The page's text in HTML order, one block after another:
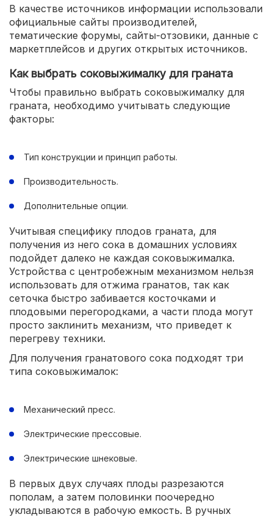
В качестве источников информации использовали
официальные сайты производителей,
тематические форумы, сайты-отзовики, данные с
маркетплейсов и других открытых источников.
Как выбрать соковыжималку для граната
Чтобы правильно выбрать соковыжималку для
граната, необходимо учитывать следующие
факторы:
Тип конструкции и принцип работы.
Производительность.
Дополнительные опции.
Учитывая специфику плодов граната, для
получения из него сока в домашних условиях
подойдет далеко не каждая соковыжималка.
Устройства с центробежным механизмом нельзя
использовать для отжима гранатов, так как
сеточка быстро забивается косточками и
плодовыми перегородками, а части плода могут
просто заклинить механизм, что приведет к
перегреву техники.
Для получения гранатового сока подходят три
типа соковыжималок:
Механический пресс.
Электрические прессовые.
Электрические шнековые.
В первых двух случаях плоды разрезаются
пополам, а затем половинки поочередно
укладываются в рабочую емкость. В ручных